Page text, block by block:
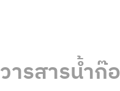
วารสารน้ำก๊